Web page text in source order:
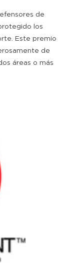
de
los
Este premio
de
áreas o más